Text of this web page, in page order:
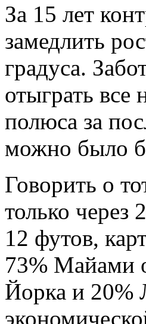
За 15 лет
замедлить
градуса.
отыграть все
полюса за
можно было
Говорить о
только через
12 футов,
73% Майами
Йорка и 20%